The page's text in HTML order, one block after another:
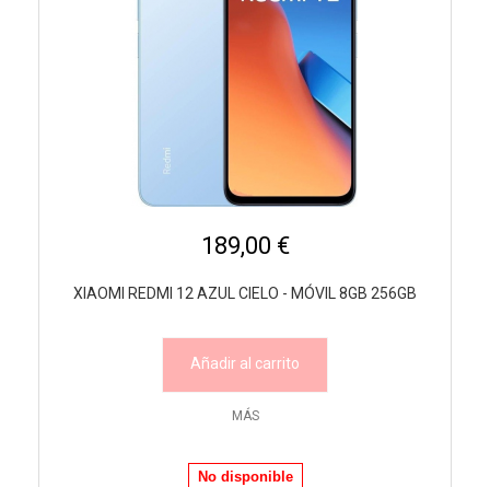
189,00 €
XIAOMI REDMI 12 AZUL CIELO - MÓVIL 8GB 256GB
Añadir al carrito
MÁS
No disponible